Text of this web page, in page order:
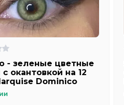
- зеленые цветные
окантовкой на 12
Dominico